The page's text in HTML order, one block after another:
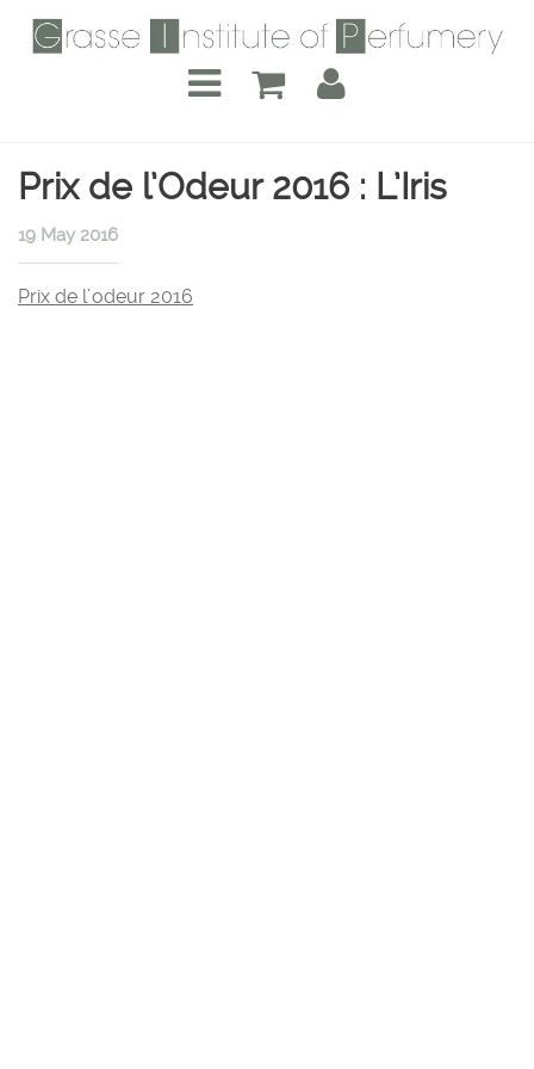
Prix de l’Odeur 2016 : L’Iris
19 May 2016
Prix de l’odeur 2016